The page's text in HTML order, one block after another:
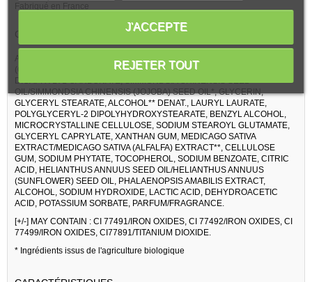
Fabriqué en France
COMPOSITION
AQUA/WATER, COCOS NUCIFERA FRUIT WATER/COCOS NUCIFERA
(COCONUT) FRUIT WATER*, CAPRYLIC/CAPRIC TRIGLYCERIDE,
DICAPRYLYL CARBONATE, SIMMONDSIA CHINENSIS SEED
OIL/SIMMONDSIA CHINENSIS (JOJOBA) SEED OIL*, GLYCERIN,
GLYCERYL STEARATE, ALCOHOL** DENAT., LAURYL LAURATE,
POLYGLYCERYL-2 DIPOLYHYDROXYSTEARATE, BENZYL ALCOHOL,
MICROCRYSTALLINE CELLULOSE, SODIUM STEAROYL GLUTAMATE,
GLYCERYL CAPRYLATE, XANTHAN GUM, MEDICAGO SATIVA
EXTRACT/MEDICAGO SATIVA (ALFALFA) EXTRACT**, CELLULOSE
GUM, SODIUM PHYTATE, TOCOPHEROL, SODIUM BENZOATE, CITRIC
ACID, HELIANTHUS ANNUUS SEED OIL/HELIANTHUS ANNUUS
(SUNFLOWER) SEED OIL, PHALAENOPSIS AMABILIS EXTRACT,
ALCOHOL, SODIUM HYDROXIDE, LACTIC ACID, DEHYDROACETIC
ACID, POTASSIUM SORBATE, PARFUM/FRAGRANCE.
[+/-] MAY CONTAIN : CI 77491/IRON OXIDES, CI 77492/IRON OXIDES, CI
77499/IRON OXIDES, CI77891/TITANIUM DIOXIDE.
* Ingrédients issus de l'agriculture biologique
REJETER TOUT
J'ACCEPTE